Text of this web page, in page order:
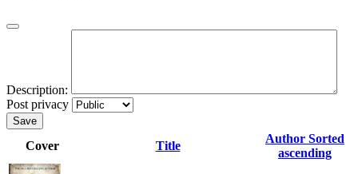
Description:
Post privacy
Save
Cover Title
Author Sorted
ascending